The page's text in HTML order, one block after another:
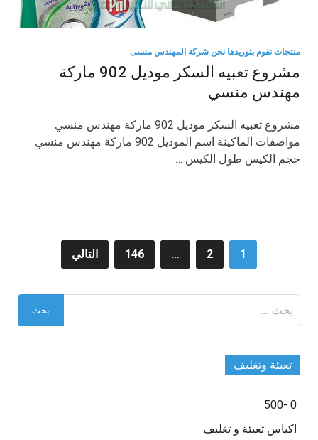
منتجات نقوم بتوريدها نحن شركة المهندس منسى
مشروع تعبيه السكر موديل 902 ماركة
مهندس منسي
مشروع تعبيه السكر موديل 902 ماركة مهندس منسي
مواصفات الماكينة اسم الموديل 902 ماركة مهندس منسي
حجم الكيس طول الكيس …
المقالات
1
2
…
146 التالي
عن:
تعبئة وتغليف
0 -500
اكياس تعبئة و تغليف